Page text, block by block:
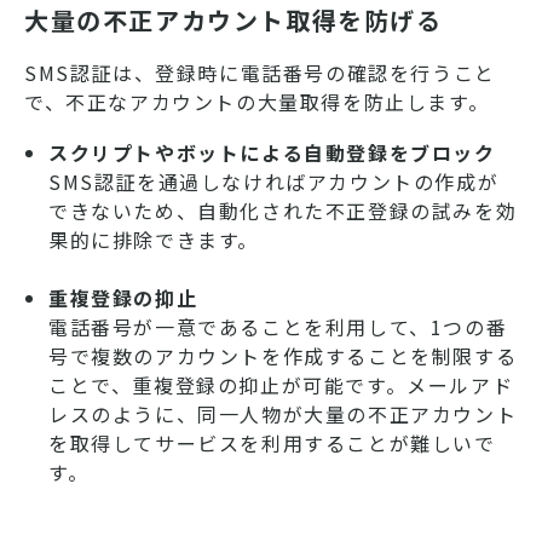
大量の不正アカウント取得を防げる
SMS認証は、登録時に電話番号の確認を行うこと
で、不正なアカウントの大量取得を防止します。
スクリプトやボットによる自動登録をブロック
SMS認証を通過しなければアカウントの作成が
できないため、自動化された不正登録の試みを効
果的に排除できます。
重複登録の抑止
電話番号が一意であることを利用して、1つの番
号で複数のアカウントを作成することを制限する
ことで、重複登録の抑止が可能です。メールアド
レスのように、同一人物が大量の不正アカウント
を取得してサービスを利用することが難しいで
す。